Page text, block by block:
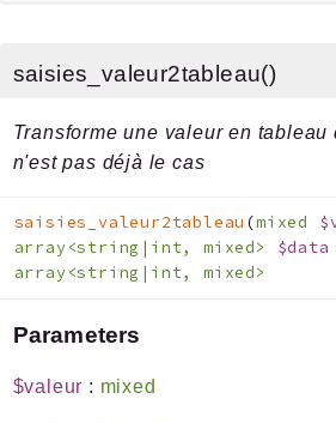
saisies_valeur2tableau()
Transforme une valeur en tableau
n'est pas déjà le cas
saisies_valeur2tableau (mixed
array<string|int, mixed> $data
array<string|int, mixed>
Parameters
$valeur : mixed